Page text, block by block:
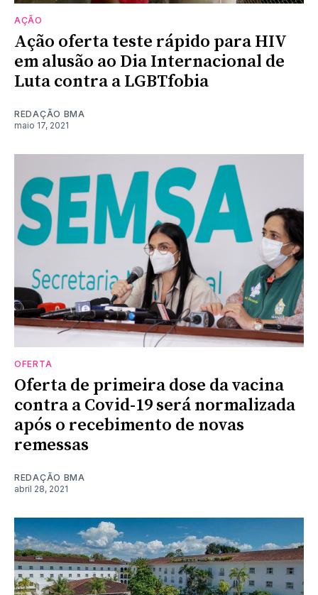
AÇÃO
Ação oferta teste rápido para HIV
em alusão ao Dia Internacional de
Luta contra a LGBTfobia
REDAÇÃO BMA
maio 17, 2021
OFERTA
Oferta de primeira dose da vacina
contra a Covid-19 será normalizada
após o recebimento de novas
remessas
REDAÇÃO BMA
abril 28, 2021